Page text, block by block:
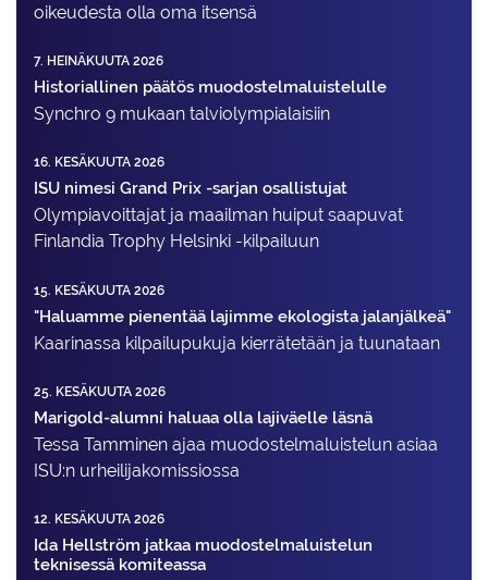
oikeudesta olla oma itsensä
7. HEINÄKUUTA 2026
Historiallinen päätös muodostelmaluistelulle
Synchro 9 mukaan talviolympialaisiin
16. KESÄKUUTA 2026
ISU nimesi Grand Prix -sarjan osallistujat
Olympiavoittajat ja maailman huiput saapuvat
Finlandia Trophy Helsinki -kilpailuun
15. KESÄKUUTA 2026
"Haluamme pienentää lajimme ekologista jalanjälkeä"
Kaarinassa kilpailupukuja kierrätetään ja tuunataan
25. KESÄKUUTA 2026
Marigold-alumni haluaa olla lajiväelle läsnä
Tessa Tamminen ajaa muodostelma­luistelun asiaa
ISU:n urheilija­komissiossa
12. KESÄKUUTA 2026
Ida Hellström jatkaa muodostelmaluistelun
teknisessä komiteassa